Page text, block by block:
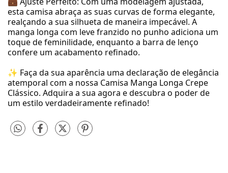
esta camisa abraça as suas curvas de forma elegante,
realçando a sua silhueta de maneira impecável. A
manga longa com leve franzido no punho adiciona um
toque de feminilidade, enquanto a barra de lenço
confere um acabamento refinado.
✨ Faça da sua aparência uma declaração de elegância
atemporal com a nossa Camisa Manga Longa Crepe
Clássico. Adquira a sua agora e descubra o poder de
um estilo verdadeiramente refinado!